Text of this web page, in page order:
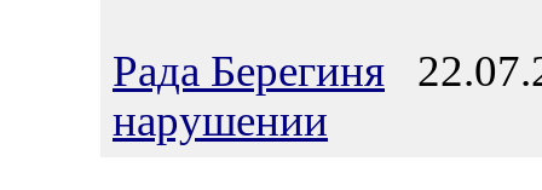
Рада Берегиня
нарушении